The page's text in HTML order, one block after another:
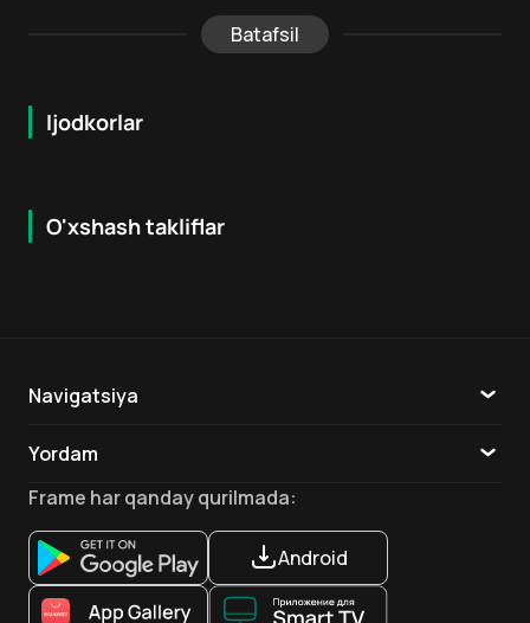
Batafsil
Ijodkorlar
O'xshash takliflar
18 + 8.5
Navigatsiya
Yordam
Aloqa
Ilovalar
Frame har qanday qurilmada:
Android